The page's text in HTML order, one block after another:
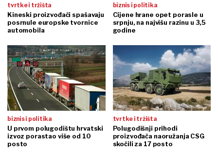
tvrtke i tržišta
Kineski proizvođači spašavaju
posrnule europske tvornice
automobila
biznis i politika
Cijene hrane opet porasle u
srpnju, na najvišu razinu u 3,5
godine
biznis i politika
U prvom polugodištu hrvatski
izvoz porastao više od 10
posto
tvrtke i tržišta
Polugodišnji prihodi
proizvođača naoružanja CSG
skočili za 17 posto